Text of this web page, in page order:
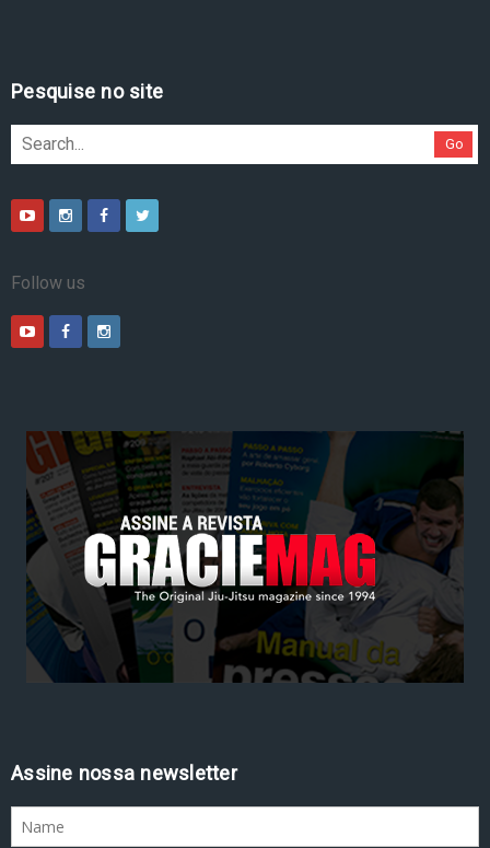
Pesquise no site
Go
Follow us
Assine nossa newsletter